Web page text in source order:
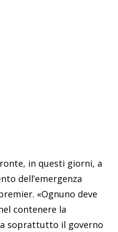
in questi giorni, a
dell’emergenza
«Ognuno deve
contenere la
soprattutto il governo